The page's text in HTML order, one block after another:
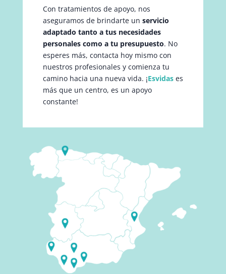
Con tratamientos de apoyo, nos
aseguramos de brindarte un servicio
adaptado tanto a tus necesidades
personales como a tu presupuesto. No
esperes más, contacta hoy mismo con
nuestros profesionales y comienza tu
camino hacia una nueva vida. ¡Esvidas es
más que un centro, es un apoyo
constante!